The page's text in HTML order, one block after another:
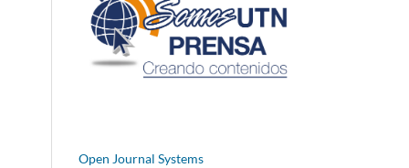
Open Journal Systems